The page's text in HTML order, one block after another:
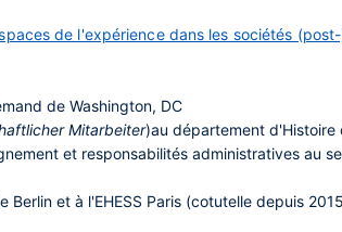
de l'expérience dans les sociétés
de Washington, DC
Mitarbeiter)au département d'Histoire
et responsabilités administratives au
Berlin et à l'EHESS Paris (cotutelle depuis